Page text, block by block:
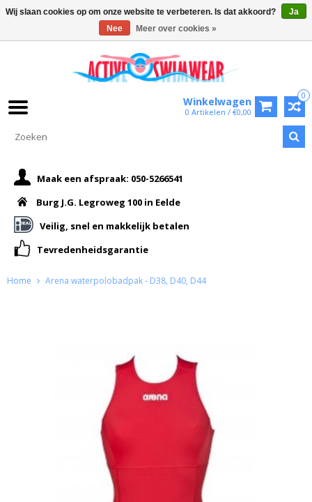
0
Winkelwagen
0 Artikelen / €0,00
Maak een afspraak: 050-5266541
Burg J.G. Legroweg 100 in Eelde
Veilig, snel en makkelijk betalen
Tevredenheidsgarantie
Home Arena waterpolobadpak - D38, D40, D44
Wij slaan cookies op om onze website te verbeteren. Is dat akkoord?
Ja
Nee
Meer over cookies »